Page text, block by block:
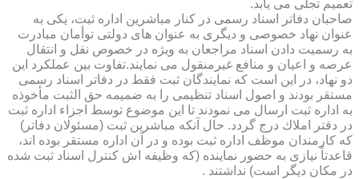
تعمیم تجلی می یابد.
صاحبان دفاتر اسناد رسمی در كنار مباشرین اداره ثبت، یكی به
عنوان نهاد خصوصی و دیگری به عنوان های دولتی توأمان مبادرت
به رسمیت دادن اسناد مراجعان به ویژه در خصوص نقل و انتقال
عرصه و اعیان و منافع غیرمنقول می نمایند.تفاوت بین عملكرد این
دو نهاد، در این است كه نمایندگان ثبت فقط در دفاتر اسناد رسمی
مستقر بودند و اصول اسناد تنظیمی را به ضمیمه حق الثبت مأخوذه
به اداره ثبت ارسال می نمودند تا این موضوع توسط اجزاء اداره ثبت
در دفتر املاك درج گردد. حال آنكه مباشرین ثبت (مسئولان دفاتر)
كه كارمندان موظف اداره ثبت بوده و در آن اداره مستقر بوده اند،
قاعدتاً نیازی به حضور نماینده (كه وظیفه اش كنترل اسناد ثبت شده
در مكان دیگر است) نداشتند .